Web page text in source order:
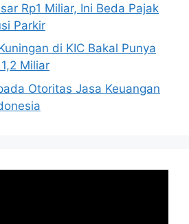
Rp1 Miliar, Ini Beda Pajak
Parkir
di KIC Bakal Punya
Miliar
Otoritas Jasa Keuangan